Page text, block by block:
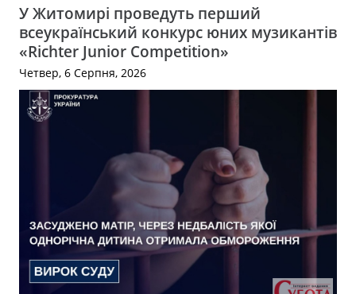
У Житомирі проведуть перший
всеукраїнський конкурс юних музикантів
«Richter Junior Competition»
Четвер, 6 Серпня, 2026